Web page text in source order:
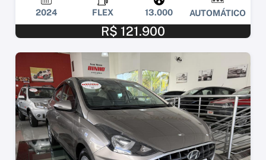
2024 FLEX 13.000 AUTOMÁTICO
R$ 121.900